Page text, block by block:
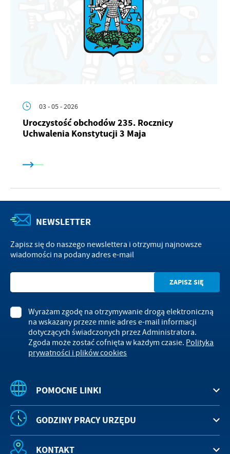
03 - 05 - 2026
Uroczystość obchodów 235. Rocznicy
Uchwalenia Konstytucji 3 Maja
POMOCNE LINKI
NEWSLETTER
Zapisz się do naszego newslettera i otrzymuj najnowsze
wiadomości na podany adres e-mail
Wyrażam zgodę na otrzymywanie drogą elektroniczną
na wskazany przeze mnie adres e-mail informacji
dotyczących świadczonych przez Administratora.
Zgoda może zostać cofnięta w każdym czasie. Polityka
prywatności i plików cookies
GODZINY PRACY URZĘDU
KONTAKT